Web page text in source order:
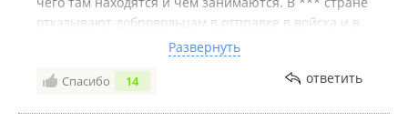
отказывают добровольцам в отправке в войска и в
добровольческие батальоны. Отказываются
проводить медосвидетельствования для изменения
категории годности. Отказывали добровольцам
Развернуть
Спасибо 14 ответить